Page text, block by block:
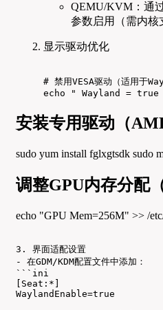
QEMU/KVM：通过
参数启用（需内核
显示驱动优化
# 禁用VESA驱动（适用于
echo " Wayland =
安装专用驱动（
sudo yum install fglxgtsdk sudo
调整GPU内存分配
echo "GPU Mem=256M" >> /
3. 界面适配设置
- 在GDM/KDM配置文件中添加：
```ini
[Seat:*]
WaylandEnable=true